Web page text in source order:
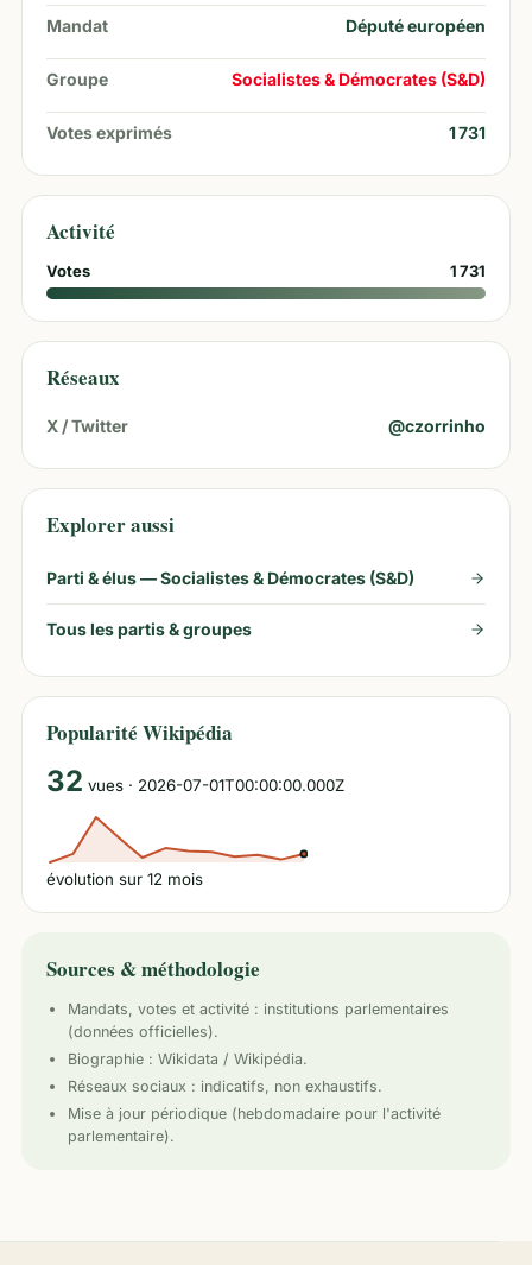
Mandat Député européen
Groupe Socialistes & Démocrates (S&D)
Votes exprimés 1 731
Activité
Votes 1 731
Réseaux
X / Twitter @czorrinho
Explorer aussi
Parti & élus —Socialistes & Démocrates (S&D)
Tous les partis & groupes
Popularité Wikipédia
32 vues · 2026-07-01T00:00:00.000Z
évolution sur 12 mois
Sources & méthodologie
Mandats, votes et activité : institutions parlementaires
(données officielles).
Biographie : Wikidata / Wikipédia.
Réseaux sociaux : indicatifs, non exhaustifs.
Mise à jour périodique (hebdomadaire pour l'activité
parlementaire).